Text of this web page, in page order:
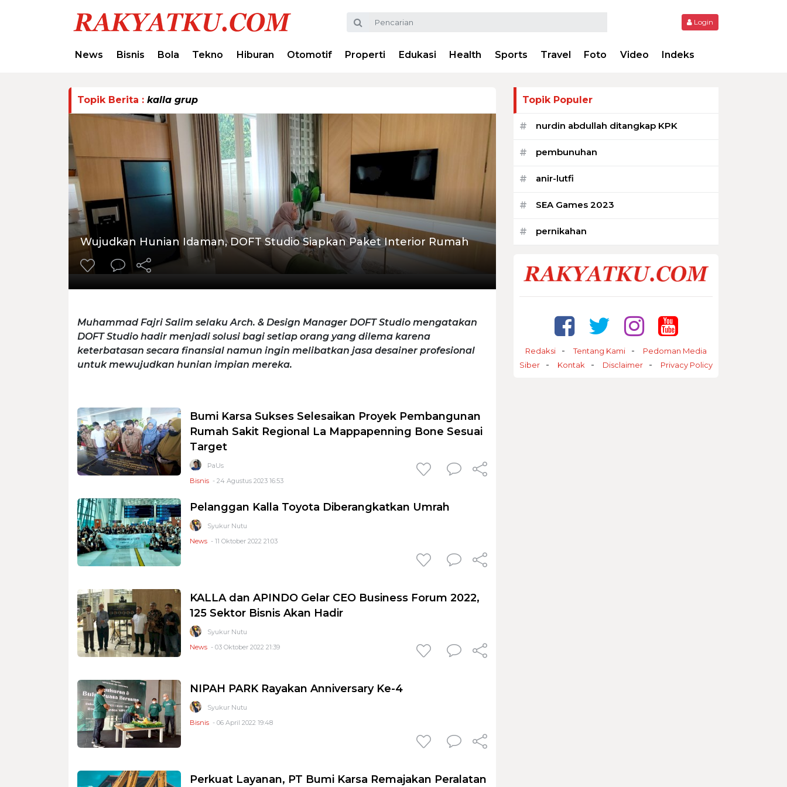
Login
News Bisnis Bola Tekno Hiburan Otomotif Properti Edukasi Health Sports Travel Foto Video Indeks
Topik Berita : kalla grup
Wujudkan Hunian Idaman, DOFT Studio Siapkan Paket Interior Rumah
Muhammad Fajri Salim selaku Arch. & Design Manager DOFT Studio mengatakan
DOFT Studio hadir menjadi solusi bagi setiap orang yang dilema karena
keterbatasan secara finansial namun ingin melibatkan jasa desainer profesional
untuk mewujudkan hunian impian mereka.
Bumi Karsa Sukses Selesaikan Proyek Pembangunan
Rumah Sakit Regional La Mappapenning Bone Sesuai
Target
PaUs
Bisnis - 24 Agustus 2023 16:53
Pelanggan Kalla Toyota Diberangkatkan Umrah
Syukur Nutu
News - 11 Oktober 2022 21:03
KALLA dan APINDO Gelar CEO Business Forum 2022,
125 Sektor Bisnis Akan Hadir
Syukur Nutu
News - 03 Oktober 2022 21:39
NIPAH PARK Rayakan Anniversary Ke-4
Syukur Nutu
Bisnis - 06 April 2022 19:48
Perkuat Layanan, PT Bumi Karsa Remajakan Peralatan
Topik Populer
# nurdin abdullah ditangkap KPK
# pembunuhan
# anir-lutfi
# SEA Games 2023
# pernikahan
Redaksi Tentang Kami
Pedoman Media
Siber
Kontak Disclaimer Privacy Policy